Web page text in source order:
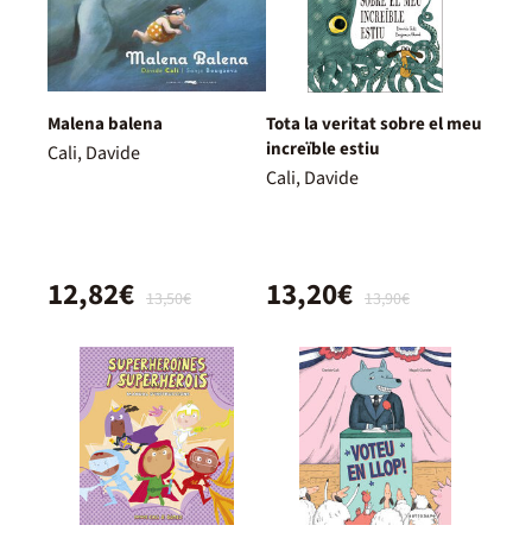
Malena balena
Cali, Davide
13,50€
12,82€
Tota la veritat sobre el meu
increïble estiu
Cali, Davide
13,90€
13,20€